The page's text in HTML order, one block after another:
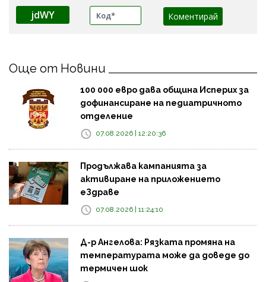
jdWY
Още от Новини
100 000 евро дава община Исперих за
дофинансиране на педиатричното
отделение
07.08.2026 | 12:20:36
Продължава кампанията за
активиране на приложението
еЗдраве
07.08.2026 | 11:24:10
Д-р Ангелова: Рязката промяна на
температурата може да доведе до
термичен шок